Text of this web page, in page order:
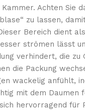
Achten Sie
zu lassen,
Bereich dient
strömen lässt
verhindert, die zu
die Packung
wackelig anfühlt,
mit dem Daumen
hervorragend für